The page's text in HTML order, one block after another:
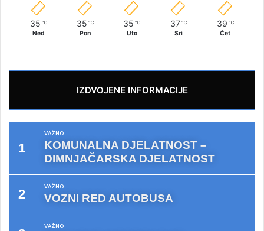
35 ℃
Ned
35 ℃
Pon
35 ℃
Uto
37 ℃
Sri
39 ℃
Čet
IZDVOJENE INFORMACIJE
VAŽNO
KOMUNALNA DJELATNOST –
DIMNJAČARSKA DJELATNOST
VAŽNO
VOZNI RED AUTOBUSA
VAŽNO